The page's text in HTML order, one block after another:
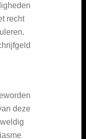
recht
deze